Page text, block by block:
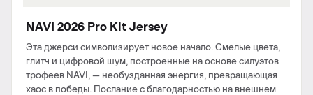
NAVI 2026 Pro Kit Jersey
Эта джерси символизирует новое начало. Смелые цвета,
глитч и цифровой шум, построенные на основе силуэтов
трофеев NAVI, — необузданная энергия, превращающая
хаос в победы. Послание с благодарностью на внешнем